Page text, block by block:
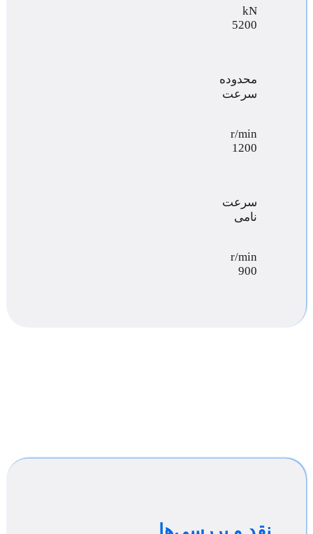
kN
5200
محدوده
سرعت
r/min
1200
سرعت
نامی
r/min
900